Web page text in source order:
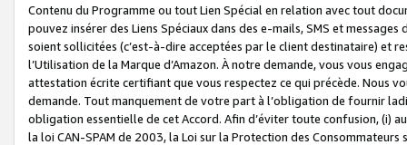
Contenu du Programme ou tout Lien Spécial en relation avec tout
pouvez insérer des Liens Spéciaux dans des e-mails, SMS et
soient sollicitées (c’est-à-dire acceptées par le client destinataire) et
l’Utilisation de la Marque d’Amazon. À notre demande, vous vous
attestation écrite certifiant que vous respectez ce qui précède. Nous
demande. Tout manquement de votre part à l’obligation de fournir
obligation essentielle de cet Accord. Afin d’éviter toute confusion, (i)
la loi CAN-SPAM de 2003, la Loi sur la Protection des